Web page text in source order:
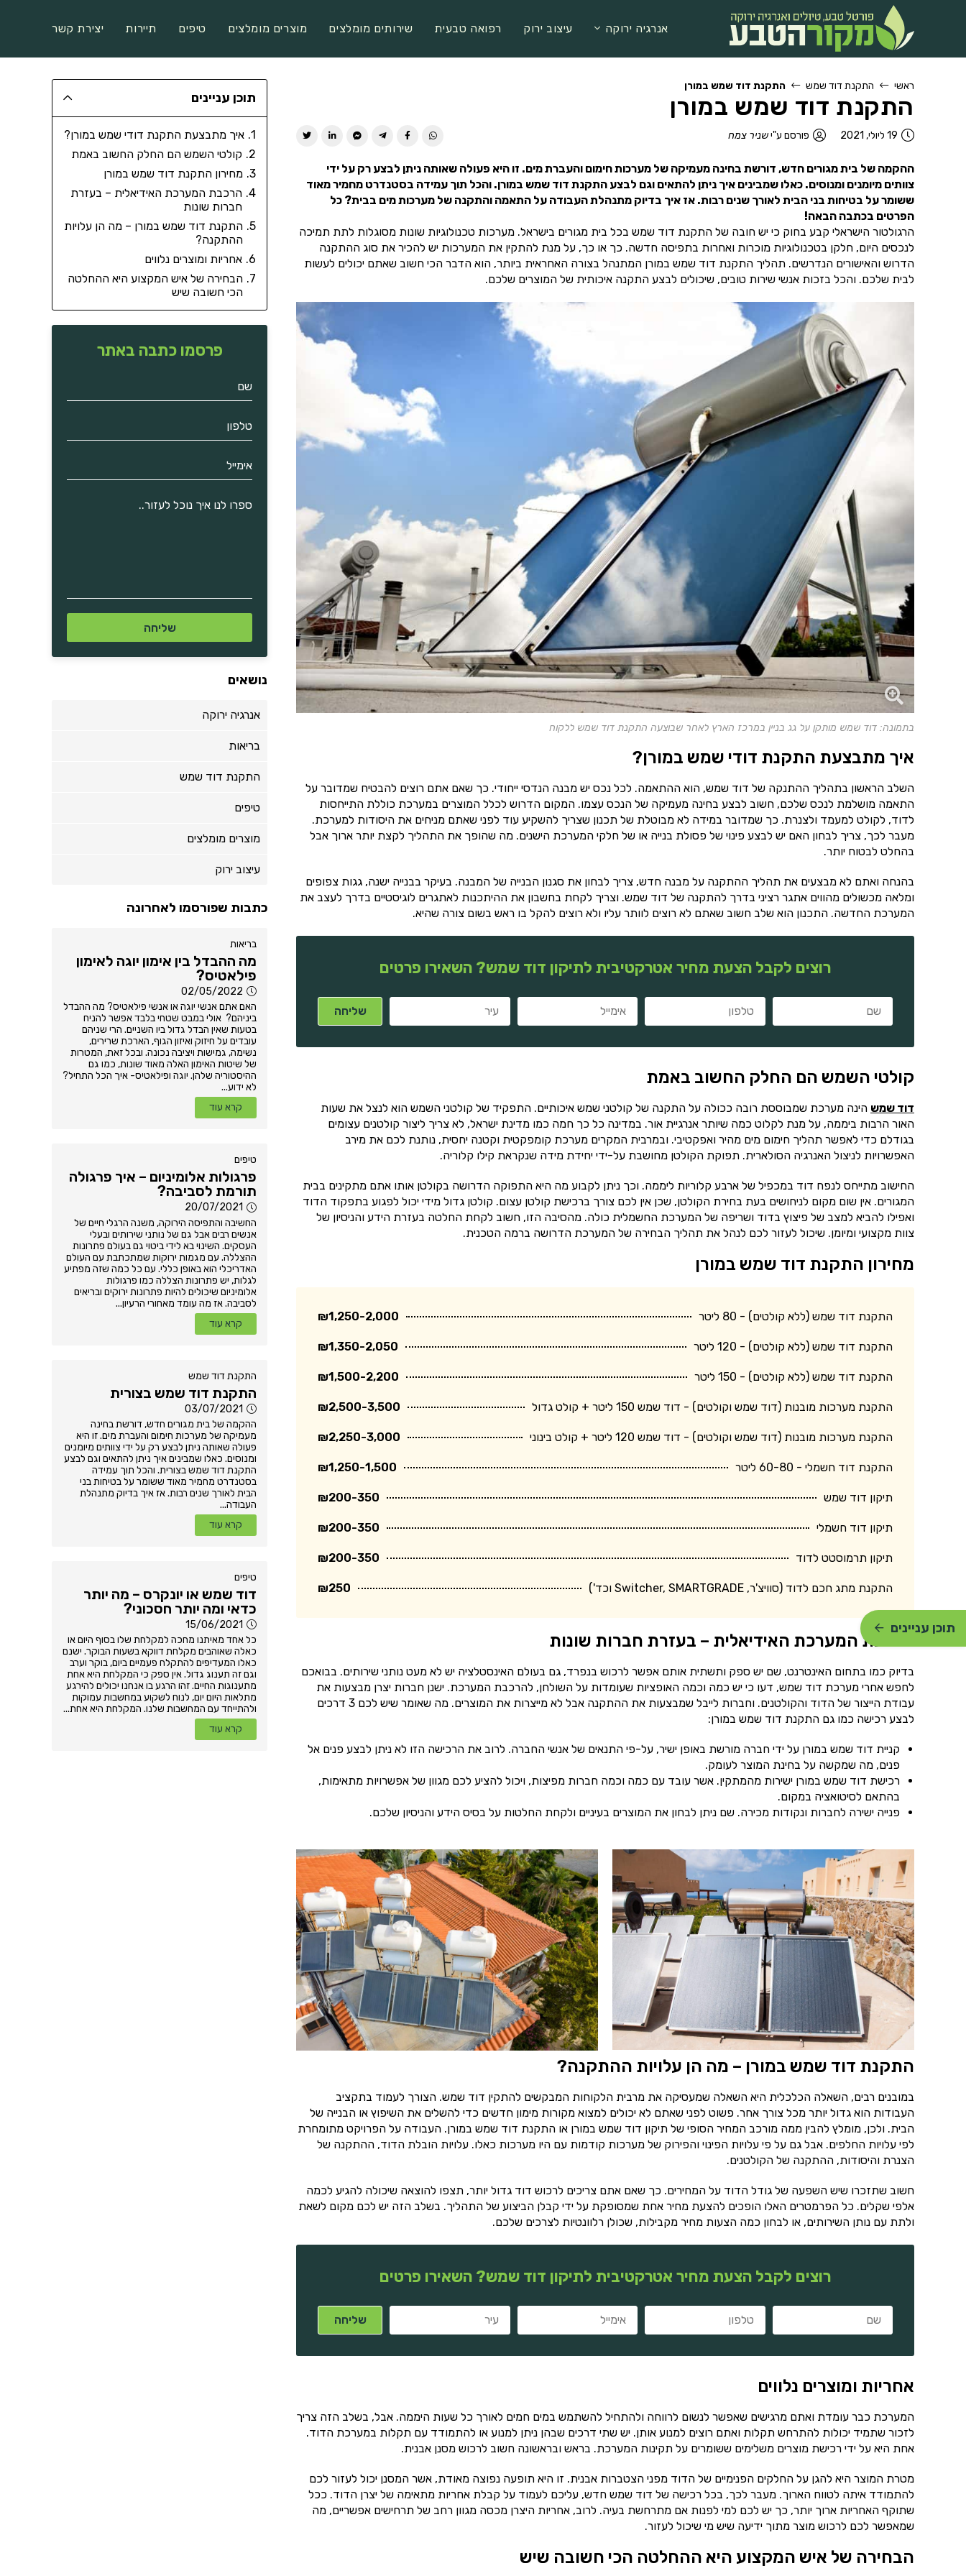
אנרגיה ירוקה עיצוב ירוק רפואה טבעית שירותים מומלצים מוצרים מומלצים טיפים תיירות יצירת קשר
ראשי התקנת דוד שמש התקנת דוד שמש במורן
התקנת דוד שמש במורן
19 ליולי, 2021 פורסם ע"ישניר צמח
ההקמה של בית מגורים חדש, דורשת בחינה מעמיקה של מערכות חימום והעברת מים. זו היא פעולה שאותה ניתן לבצע רק על ידי
צוותים מיומנים ומנוסים. כאלו שמבינים איך ניתן להתאים וגם לבצע התקנת דוד שמש במורן. והכל תוך עמידה בסטנדרט מחמיר מאוד
ששומר על בטיחות בני הבית לאורך שנים רבות. אז איך בדיוק מתנהלת העבודה על התאמה והתקנה של מערכות מים בבית? כל
הפרטים בכתבה הבאה!
הרגולטור הישראלי קבע בחוק כי יש חובה של התקנת דוד שמש בכל בית מגורים בישראל. מערכות טכנולוגיות שונות מסוגלות לתת תמיכה
לנכסים היום, חלקן בטכנולוגיות מוכרות ואחרות בתפיסה חדשה. כך או כך, על מנת להתקין את המערכות יש להכיר את סוג ההתקנה
הדרוש והאישורים הנדרשים. תהליך התקנת דוד שמש במורן המתנהל בצורה האחראית ביותר, הוא הדבר הכי חשוב שאתם יכולים לעשות
לבית שלכם. והכל בזכות אנשי שירות טובים, שיכולים לבצע התקנה איכותית של המוצרים שלכם.
בתמונה: דוד שמש מותקן על גג בניין במרכז הארץ לאחר שבוצעה התקנת דוד שמש ללקוח
איך מתבצעת התקנת דודי שמש במורן?
השלב הראשון בתהליך ההתנקה של דוד שמש, הוא ההתאמה. לכל נכס יש מבנה הנדסי ייחודי. כך שאם אתם רוצים להבטיח שמדובר על
התאמה מושלמת לנכס שלכם, חשוב לבצע בחינה מעמיקה של הנכס עצמו. המקום הדרוש לכלל המוצרים במערכת כוללת התייחסות
לדוד, לקולט למעמד ולצנרת. כך שמדובר במידה לא מבוטלת של תכנון שצריך להשקיע עוד לפני שאתם מניחים את היסודות למערכת.
מעבר לכך, צריך לבחון האם יש לבצע פינוי של פסולת בנייה או של חלקי המערכת הישנים. מה שהופך את התהליך לקצת יותר ארוך אבל
בהחלט לבטוח יותר.
בהנחה ואתם לא מבצעים את תהליך ההתקנה על מבנה חדש, צריך לבחון את סגנון הבנייה של המבנה. בעיקר בבנייה ישנה, גגות צפופים
ומלאה מכשולים מהווים אתגר רציני בדרך להתקנה של דוד שמש. וצריך לקחת בחשבון את ההיתכנות לאתגרים לוגיסטיים בדרך לעצב את
המערכת החדשה. התכנון הוא שלב חשוב שאתם לא רוצים לוותר עליו ולא רוצים להקל בו ראש בשום צורה שהיא.
רוצים לקבל הצעת מחיר אטרקטיבית לתיקון דוד שמש? השאירו פרטים
קולטי השמש הם החלק החשוב באמת
דוד שמש הינה מערכת שמבוססת רובה ככולה על התקנה של קולטני שמש איכותיים. התפקיד של קולטני השמש הוא לנצל את שעות
האור הרבות ביממה, על מנת לקלוט כמה שיותר אנרגיית אור. במדינה כל כך חמה כמו מדינת ישראל, לא צריך ליצור קולטנים עצומים
בגודלם כדי לאפשר תהליך חימום מים מהיר ואפקטיבי. ובמרבית המקרים מערכת קומפקטית וקטנה יחסית, נותנת לכם את מירב
האפשרויות לניצול האנרגיה הסולארית. תפוקת הקולטן מחושבת על-ידי יחידת מידה שנקראת קילו קלוריה.
החישוב מתייחס לנפח דוד במכפיל של ארבע קלוריות ליממה. וכך ניתן לקבוע מה היא התפוקה הדרושה בקולטן אותו אתם מתקינים בבית
המגורים. אין שום מקום לניחושים בעת בחירת הקולטן, שכן אין לכם צורך ברכישת קולטן עצום. קולטן גדול מידי יכול לפגוע בתפקוד הדוד
ואפילו להביא למצב של פיצוץ בדוד ושריפה של המערכת החשמלית כולה. מהסיבה הזו, חשוב לקחת החלטה בעזרת הידע והניסיון של
צוות מקצועי ומיומן. שיכול לעזור לכם לנהל את תהליך הבחירה של המערכת הדרושה ברמה הטכנית.
מחירון התקנת דוד שמש במורן
התקנת דוד שמש (ללא קולטים) - 80 ליטר ₪1,250-2,000
התקנת דוד שמש (ללא קולטים) - 120 ליטר ₪1,350-2,050
התקנת דוד שמש (ללא קולטים) - 150 ליטר ₪1,500-2,200
התקנת מערכות מובנות (דוד שמש וקולטים) - דוד שמש 150 ליטר + קולט גדול ₪2,500-3,500
התקנת מערכות מובנות (דוד שמש וקולטים) - דוד שמש 120 ליטר + קולט בינוני ₪2,250-3,000
התקנת דוד חשמלי - 60-80 ליטר ₪1,250-1,500
תיקון דוד שמש ₪200-350
תיקון דוד חשמלי ₪200-350
תיקון תרמוסטט לדוד ₪200-350
התקנת מתג חכם לדוד (סוויצ'ר, Switcher, SMARTGRADE וכד') ₪250
הרכבת המערכת האידיאלית – בעזרת חברות שונות
בדיוק כמו בתחום האינטרנט, שם יש ספק ותשתית אותם אפשר לרכוש בנפרד, גם בעולם האינסטלציה יש לא מעט נותני שירותים. בבואכם
לחפש אחרי מערכת דוד שמש, דעו כי יש כמה וכמה האופציות שעומדות על השולחן, להרכבת המערכת. ישנן חברות יצרן מבצעות את
עבודת הייצור של הדוד והקולטנים. וחברות לייבל שמבצעות את ההתקנה אבל לא מייצרות את המוצרים. מה שאומר שיש לכם 3 דרכים
לבצע רכישה כמו גם התקנת דוד שמש במורן:
קניית דוד שמש במורן על ידי חברה מורשת באופן ישיר, על-פי התנאים של אנשי החברה. לרוב את הרכישה הזו לא ניתן לבצע פנים אל
פנים, מה שמקשה על בחינת המוצר לעומק.
רכישת דוד שמש במורן ישירות מהמתקין. אשר עובד עם כמה וכמה חברות מפיצות, ויכול להציע לכם מגוון של אפשרויות מתאימות,
בהתאם לסיטואציה במקום.
פנייה ישירה לחברות ונקודות מכירה. שם ניתן לבחון את המוצרים בעיניים ולקחת החלטות על בסיס הידע והניסיון שלכם.
התקנת דוד שמש במורן – מה הן עלויות ההתקנה?
במובנים רבים, השאלה הכלכלית היא השאלה שמעסיקה את מרבית הלקוחות המבקשים להתקין דוד שמש. הצורך לעמוד בתקציב
העבודות הוא גדול יותר מכל צורך אחר. פשוט לפני שאתם לא יכולים למצוא מקורות מימון חדשים כדי להשלים את השיפוץ או הבנייה של
הבית. ולכן, מומלץ להבין ממה מורכב המחיר הסופי של תיקון דוד שמש במורן או התקנת דוד שמש במורן. העבודה על הפרויקט מתומחרת
לפי עלויות החלפים. אבל גם על פי עלויות הפינוי והפירוק של מערכות קודמות עם היו מערכות כאלו. עלויות הובלת הדוד, ההתקנה של
הצנרת והיסודות, ההתקנה של הקולטנים.
חשוב שתזכרו שיש השפעה של גודל הדוד על המחירים. כך שאם אתם צריכים לרכוש דוד גדול יותר, תצפו להוצאה שיכולה להגיע לכמה
אלפי שקלים. כל הפרמטרים האלו הופכים להצעת מחיר אחת שמסופקת על ידי קבלן הביצוע של התהליך. בשלב הזה יש לכם מקום לשאת
ולתת עם נותן השירותים, או לבחון כמה הצעות מחיר מקבילות, שכולן רלוונטיות לצרכים שלכם.
רוצים לקבל הצעת מחיר אטרקטיבית לתיקון דוד שמש? השאירו פרטים
אחריות ומוצרים נלווים
המערכת כבר עומדת ואתם מרגישים שאפשר לנשום לרווחה ולהתחיל להשתמש במים חמים לאורך כל שעות היממה. אבל, בשלב הזה צריך
לזכור שתמיד יכולות להתרחש תקלות ואתם רוצים למנוע אותן. יש שתי דרכים שבהן ניתן למנוע או להתמודד עם תקלות במערכת הדוד.
אחת היא על ידי רכישת מוצרים משלימים ששומרים על תקינות המערכת. בראש ובראשונה חשוב לרכוש מסנן אבנית.
מטרת המוצר היא להגן על החלקים הפנימיים של הדוד מפני הצטברות אבנית. זו היא תופעה נפוצה מאודת, אשר המסנן יכול לעזור לכם
להתמודד איתה לטווח הארוך. מעבר לכך, בכל רכישה של דוד שמש חדש, עליכם לעמוד על קבלת אחריות מתאימה של יצרן הדוד. ככל
שתוקף האחריות ארוך יותר, כך יש לכם למי לפנות אם מתרחשת בעיה. לרוב, אחריות היצרן מכסה מגוון רחב של תרחישים אפשריים, מה
שמאפשר לכם לרכוש מוצר מתוך ידיעה שיש מי שיכול לעזור.
הבחירה של איש המקצוע היא ההחלטה הכי חשובה שיש
תוכן עניינים
איך מתבצעת התקנת דודי שמש במורן?
קולטי השמש הם החלק החשוב באמת
מחירון התקנת דוד שמש במורן
הרכבת המערכת האידיאלית – בעזרת
חברות שונות
התקנת דוד שמש במורן – מה הן עלויות
ההתקנה?
אחריות ומוצרים נלווים
הבחירה של איש המקצוע היא ההחלטה
הכי חשובה שיש
פרסמו כתבה באתר
נושאים
אנרגיה ירוקה
בריאות
התקנת דוד שמש
טיפים
מוצרים מומלצים
עיצוב ירוק
כתבות שפורסמו לאחרונה
בריאות
מה ההבדל בין אימון יוגה לאימון
פילאטיס?
02/05/2022
האם אתם אנשי יוגה או אנשי פילאטיס? מה ההבדל
ביניהם? אולי במבט שטחי בלבד אפשר להניח
בטעות שאין הבדל גדול ביו השניים. הרי שניהם
עובדים על חיזוק ואיזון הגוף, הארכת שרירים,
נשימה, גמישות ויציבה נכונה. ובכל זאת, המטרות
של שיטות האימון האלה מאוד שונות, כמו גם
ההיסטוריה שלהן. יוגה ופילאטיס- איך הכל התחיל?
לא ידוע...
קרא עוד
טיפים
פרגולות אלומיניום – איך פרגולה
תורמת לסביבה?
20/07/2021
החשיבה והתפיסה הירוקה, משנה הרגלי חיים של
אנשים רבים אבל גם של נותני שירותים ובעלי
העסקים. השינוי בא לידי ביטוי גם בעולם פתרונות
ההצללה. עם מגמות ירוקות שמתכתבת עם העולם
האדריכלי הוא באופן כללי. עם כל כמה שזה מפתיע
לגלות, יש פתרונות הצללה כמו פרגולות
אלומיניום שיכולים להיות פתרונות ירוקים ובריאים
לסביבה. אז מה עומד מאחורי הרעיון...
קרא עוד
התקנת דוד שמש
התקנת דוד שמש בצורית
03/07/2021
ההקמה של בית מגורים חדש, דורשת בחינה
מעמיקה של מערכות חימום והעברת מים. זו היא
פעולה שאותה ניתן לבצע רק על ידי צוותים מיומנים
ומנוסים. כאלו שמבינים איך ניתן להתאים וגם לבצע
התקנת דוד שמש בצורית. והכל תוך עמידה
בסטנדרט מחמיר מאוד ששומר על בטיחות בני
הבית לאורך שנים רבות. אז איך בדיוק מתנהלת
העבודה...
קרא עוד
טיפים
דוד שמש או יונקרס – מה יותר
כדאי ומה יותר חסכוני?
15/06/2021
כל אחד מאיתנו מחכה למקלחת שלו בסוף היום או
כאלה שאוהבים מקלחת דווקא בשעות הבוקר. ישנם
כאלו המעדיפים להתקלח פעמיים ביום, בוקר וערב
וגם זה תענוג גדול. אין ספק כי המקלחת היא אחת
מתענוגות החיים. זהו הרגע בו אנחנו יכולים להירגע
מתלאות היום יום, לנוח לשקוע במחשבות עמוקות
ולהתייחד עם המחשבות שלנו. המקלחת היא אחת...
קרא עוד
תוכן עניינים